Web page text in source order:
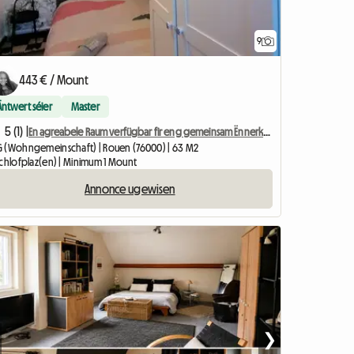
9
443 € / Mount
séier Master
5 (1) |
En agreabele Raum verfügbar fir eng gemeinsam Ënnerkunft
(Wohngemeinschaft) | Rouen (76000) | 63 M2
| Minimum 1 Mount
Annonce ugewisen
❯